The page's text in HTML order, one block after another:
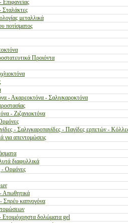
Επιφανείας
Σταλάκτες
μεταλλικά
ποτίσματος
Προιόντα
- Ακαρεοκτόνα - Σαλιγκαροκτόνα
- Ζιζανιοκτόνα
- Σαλιγκαροπαγίδες - Παγίδες ερπετών -
για απεντομώσεις
διαφυλλικά
- Ορμόνες
Απωθητικά
Σπρέυ καπνογόνα
δολώματα gel